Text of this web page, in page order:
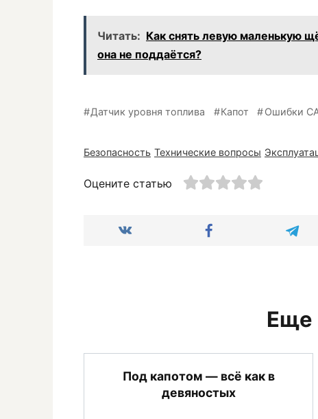
Читать: Как снять левую маленькую
она не поддаётся?
Датчик уровня топлива Капот Ошибки
Безопасность Технические вопросы
Оцените статью
Еще
Под капотом — всё как в
девяностых